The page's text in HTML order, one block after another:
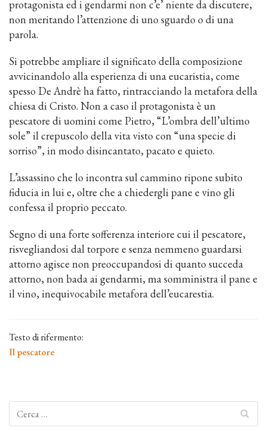
protagonista ed i gendarmi non c’e’ niente da discutere,
non meritando l’attenzione di uno sguardo o di una
parola.
Si potrebbe ampliare il significato della composizione
avvicinandolo alla esperienza di una eucaristia, come
spesso De Andrè ha fatto, rintracciando la metafora della
chiesa di Cristo. Non a caso il protagonista è un
pescatore di uomini come Pietro, “L’ombra dell’ultimo
sole” il crepuscolo della vita visto con “una specie di
sorriso”, in modo disincantato, pacato e quieto.
L’assassino che lo incontra sul cammino ripone subito
fiducia in lui e, oltre che a chiedergli pane e vino gli
confessa il proprio peccato.
Segno di una forte sofferenza interiore cui il pescatore,
risvegliandosi dal torpore e senza nemmeno guardarsi
attorno agisce non preoccupandosi di quanto succeda
attorno, non bada ai gendarmi, ma somministra il pane e
il vino, inequivocabile metafora dell’eucarestia.
Testo di rifermento:
Il pescatore